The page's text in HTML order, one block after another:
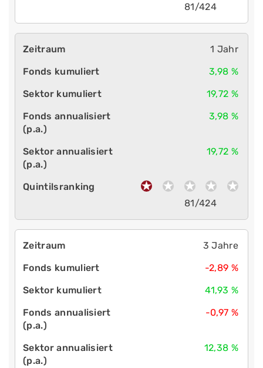
81/424
1 Jahr
3,98 %
19,72 %
3,98 %
19,72 %
81/424
3 Jahre
-2,89 %
41,93 %
-0,97 %
12,38 %